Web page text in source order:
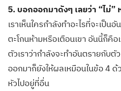
5.บอกออกมาดังๆ เลยว่า “ไม่”
เราเห็นใครกำลังทำอะไรที่จะเป็น
ตะโกนห้ามหรือเตือนเขา อันนี้ก็คื
ตัวเราว่ากำลังจะทำอันตรายกับตั
ออกมาก็ยังให้ผลเหมือนในข้อ4ด้
หัวไปอยู่ที่อื่น